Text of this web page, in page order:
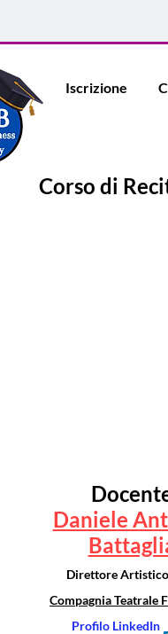
Iscrizione
Corso di
Daniele
Direttore
Compagnia Teatrale
Profilo LinkedIn